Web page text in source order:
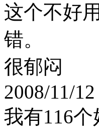
这个不好
错。
很郁闷
2008/11/
我有116